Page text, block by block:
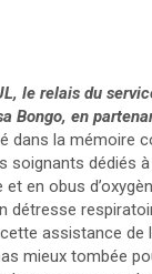
le relais du
Bongo, en
dans la mémoire
soignants dédiés
en obus
détresse
assistance
mieux tombée